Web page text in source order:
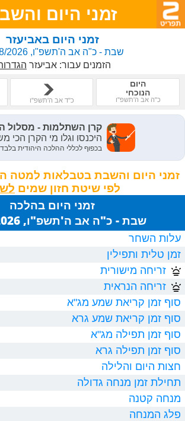
זמני היום
זמני היום באביעזר
שבת - כ"ה אב ה'תשפ"ו, 08/08/2026
הזמנים עבור: אביעזר
היום
הנוכחי
כ"ה אב ה'תשפ"ו כ"ד אב ה'תשפ"ו
זמני היום והשבת בטבלאות למטה
לפי שיטת חזון שמים
זמני היום בהלכה
שבת - כ"ה אב ה'תשפ"ו, 08/08/2026
עלות השחר
זמן טלית ותפילין
זריחה מישורית
זריחה הנראית
סוף זמן קריאת שמע מג"א
סוף זמן קריאת שמע גרא
סוף זמן תפילה מג"א
סוף זמן תפילה גרא
חצות היום והלילה
תחילת זמן מנחה גדולה
מנחה קטנה
פלג המנחה